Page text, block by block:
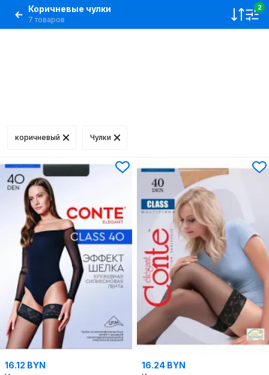
Коричневые чулки
7 товаров
2
коричневый Чулки
16.12 BYN
16.24 BYN